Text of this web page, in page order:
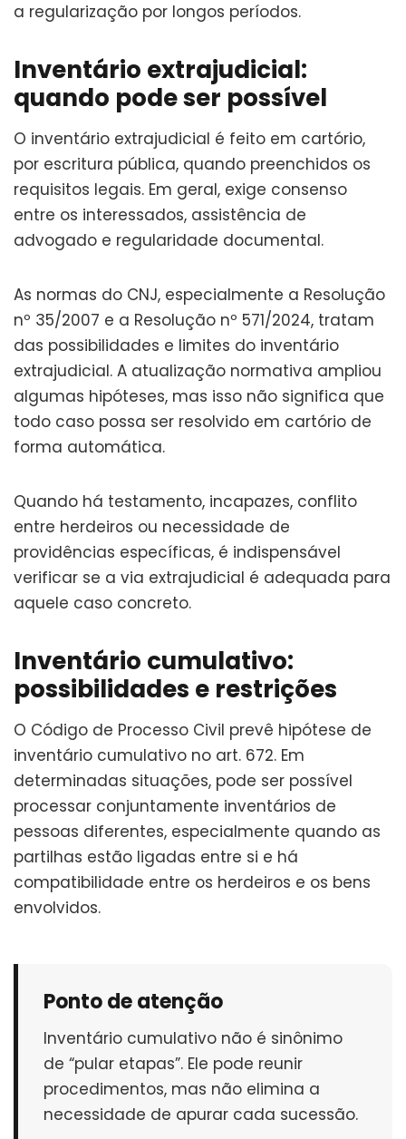
a regularização por longos períodos.
Inventário extrajudicial:
quando pode ser possível
O inventário extrajudicial é feito em cartório,
por escritura pública, quando preenchidos os
requisitos legais. Em geral, exige consenso
entre os interessados, assistência de
advogado e regularidade documental.
As normas do CNJ, especialmente a Resolução
nº 35/2007 e a Resolução nº 571/2024, tratam
das possibilidades e limites do inventário
extrajudicial. A atualização normativa ampliou
algumas hipóteses, mas isso não significa que
todo caso possa ser resolvido em cartório de
forma automática.
Quando há testamento, incapazes, conflito
entre herdeiros ou necessidade de
providências específicas, é indispensável
verificar se a via extrajudicial é adequada para
aquele caso concreto.
Inventário cumulativo:
possibilidades e restrições
O Código de Processo Civil prevê hipótese de
inventário cumulativo no art. 672. Em
determinadas situações, pode ser possível
processar conjuntamente inventários de
pessoas diferentes, especialmente quando as
partilhas estão ligadas entre si e há
compatibilidade entre os herdeiros e os bens
envolvidos.
Ponto de atenção
Inventário cumulativo não é sinônimo
de “pular etapas”. Ele pode reunir
procedimentos, mas não elimina a
necessidade de apurar cada sucessão.